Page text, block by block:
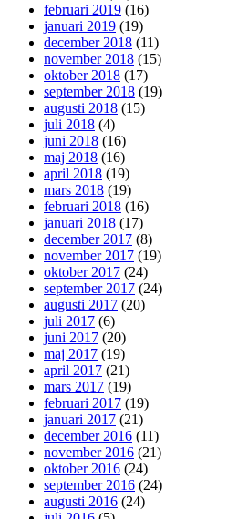
februari 2019 (16)
januari 2019 (19)
december 2018 (11)
november 2018 (15)
oktober 2018 (17)
september 2018 (19)
augusti 2018 (15)
juli 2018 (4)
juni 2018 (16)
maj 2018 (16)
april 2018 (19)
mars 2018 (19)
februari 2018 (16)
januari 2018 (17)
december 2017 (8)
november 2017 (19)
oktober 2017 (24)
september 2017 (24)
augusti 2017 (20)
juli 2017 (6)
juni 2017 (20)
maj 2017 (19)
april 2017 (21)
mars 2017 (19)
februari 2017 (19)
januari 2017 (21)
december 2016 (11)
november 2016 (21)
oktober 2016 (24)
september 2016 (24)
augusti 2016 (24)